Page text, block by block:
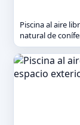
Piscina al aire
natural de